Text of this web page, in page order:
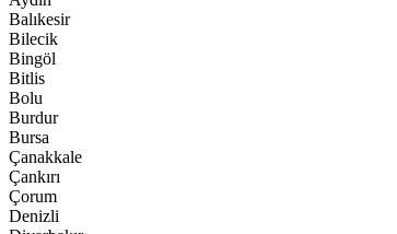
Balıkesir
Bilecik
Bingöl
Bitlis
Bolu
Burdur
Bursa
Çanakkale
Çankırı
Çorum
Denizli